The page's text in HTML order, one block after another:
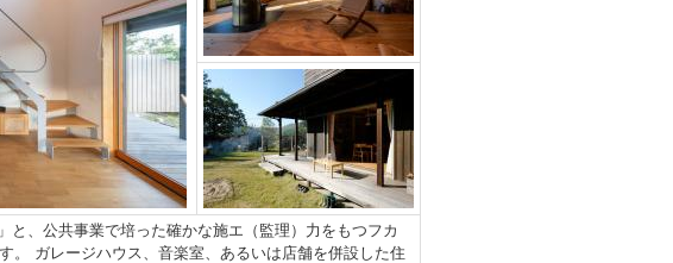
、公共事業で培った確かな施エ（監理）力をもつフカ
。 ガレージハウス、音楽室、あるいは店舗を併設した住